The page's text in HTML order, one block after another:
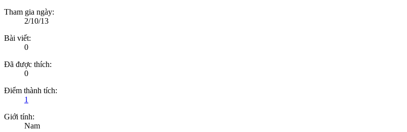
Tham gia ngày:
2/10/13
Bài viết:
0
Đã được thích:
0
Điểm thành tích:
1
Giới tính:
Nam